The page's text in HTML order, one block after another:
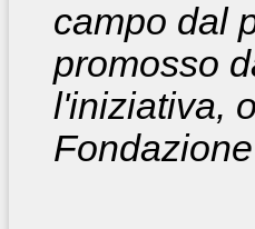
campo dal
promosso
l'iniziativa,